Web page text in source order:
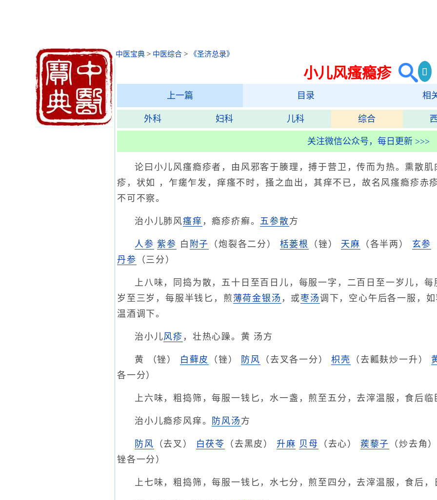
中医宝典 > 中医综合 > 《圣济总录》
小儿风瘙瘾疹
上一篇 目录 相
外科 妇科 儿科 综合
关注微信公众号，每日更新 >>>
论曰小儿风瘙瘾疹者，由风邪客于腠理，搏于营卫，传而为热。熏散
疹，状如 ，乍瘥乍发，痒瘙不时，搔之血出，其痒不已，故名风瘙瘾疹赤
不可不察。
治小儿肺风瘙痒 ，瘾疹疥癣。 五参散方
人参 紫参 白 附子 （炮裂各二分） 栝蒌根 （锉） 天麻 （各半两） 玄参
丹参 （三分）
上八味，同捣为散，五十日至百日儿，每服一字，二百日至一岁儿，
岁至三岁，每服半钱匕，煎 薄荷金银汤 ，或枣汤调下，空心午后各一服，
温酒调下。
治小儿风疹 ，壮热心躁。黄 汤方
黄 （锉） 白藓皮 （锉） 防风 （去叉各一分）枳壳 （去瓤麸炒一升）
各一分）
上六味，粗捣筛，每服一钱匕，水一盏，煎至五分，去滓温服，食后临
治小儿瘾疹风痒。 防风汤 方
防风 （去叉） 白茯苓 （去黑皮） 升麻 贝母 （去心） 蒺藜子
（炒去角
锉各一分）
上七味，粗捣筛，每服一钱匕，水七分，煎至四分，去滓温服，食后，